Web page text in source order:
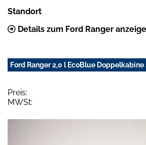
Standort
Details zum Ford Ranger
Ford Ranger 2,0 l EcoBlue
Preis:
MWSt: